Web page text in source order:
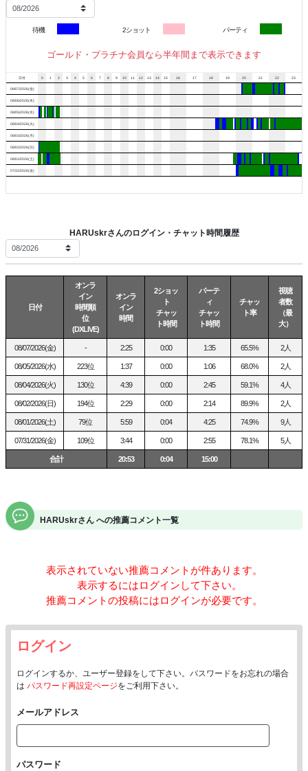
よく色白なのとおむねを褒めていただきます♡
自分ではコンプレックスだったからうれしい(///o///)♡
派手なパフォーマンスはできないけど
お待ち合わせも大歓迎です☆彡
︵︵︵︵︵︵︵︵︵︵︵︵︵︵︵︵︵︵
旅行／お散歩／アニメ／ドラマ／読書
おしゃべりだいすきなので
趣味のおはなしや日常の愚痴まで
いっぱいおはなししましょ～ᴗ ̫ ᴗ ᶻᶻᶻ
︵︵︵︵︵︵︵︵︵︵︵︵︵︵︵︵︵︵
最後まで読んでくれてありがとうございます。
お話しできるの楽しみにしています♡
待機 2ショット パーティ
ゴールド・プラチナ会員なら半年間まで表示できます
日付 0 1 2 3 4 5 6 7 8 9 10 11 12 13 14 15 16 17 18 19 20 21 22 23
08/07/2026(金)
08/06/2026(木)
08/05/2026(水)
08/04/2026(火)
08/03/2026(月)
08/02/2026(日)
08/01/2026(土)
07/31/2026(金)
HARUskrさんのログイン・チャット時間履歴
日付
オンラ
イン
時間順
位
(DXLIVE)
オンラ
イン
時間
2ショッ
ト
チャッ
ト時間
パーテ
ィ
チャッ
ト時間
チャッ
ト率
視聴
者数
（最
大）
08/07/2026(金) - 2:25 0:00 1:35 65.5% 2人
08/05/2026(水) 223位 1:37 0:00 1:06 68.0% 2人
08/04/2026(火) 130位 4:39 0:00 2:45 59.1% 4人
08/02/2026(日) 194位 2:29 0:00 2:14 89.9% 2人
08/01/2026(土) 79位 5:59 0:04 4:25 74.9% 9人
07/31/2026(金) 109位 3:44 0:00 2:55 78.1% 5人
合計 20:53 0:04 15:00
HARUskrさん への推薦コメント一覧
表示されていない推薦コメントが件あります。
表示するにはログインして下さい。
推薦コメントの投稿にはログインが必要です。
ログイン
ログインするか、ユーザー登録をして下さい。パスワードをお忘れの場合
は パスワード再設定ページをご利用下さい。
メールアドレス
パスワード